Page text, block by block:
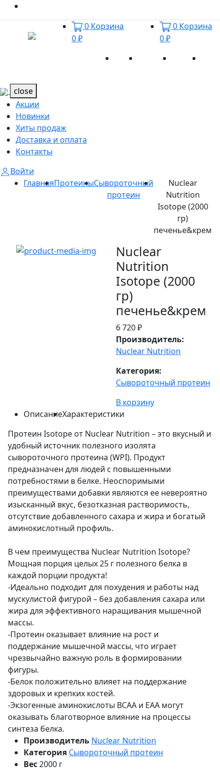
0 Корзина
0 ₽
0 Корзина
0 ₽
Акции Новинки
close
Акции
Новинки
Хиты продаж
Доставка и оплата
Контакты
Войти
ГлавнаяПротеиныСывороточный
протеин
Nuclear
Nutrition
Isotope (2000
гр)
печенье&крем
Nuclear
Nutrition
Isotope (2000
гр)
печенье&крем
6 720 ₽
Производитель:
Nuclear Nutrition
Категория:
Сывороточный протеин
В корзину
ОписаниеХарактеристики
Протеин Isotope от Nuclear Nutrition – это вкусный и
удобный источник полезного изолята
сывороточного протеина (WPI). Продукт
предназначен для людей с повышенными
потребностями в белке. Неоспоримыми
преимуществами добавки являются ее невероятно
изысканный вкус, безотказная растворимость,
отсутствие добавленного сахара и жира и богатый
аминокислотный профиль.
В чем преимущества Nuclear Nutrition Isotope?
Мощная порция целых 25 г полезного белка в
каждой порции продукта!
-Идеально подходит для похудения и работы над
мускулистой фигурой – без добавления сахара или
жира для эффективного наращивания мышечной
массы.
-Протеин оказывает влияние на рост и
поддержание мышечной массы, что играет
чрезвычайно важную роль в формировании
фигуры.
-Белок положительно влияет на поддержание
здоровых и крепких костей.
-Экзогенные аминокислоты BCAA и EAA могут
оказывать благотворное влияние на процессы
синтеза белка.
Производитель Nuclear Nutrition
Категория Сывороточный протеин
Вес2000 г